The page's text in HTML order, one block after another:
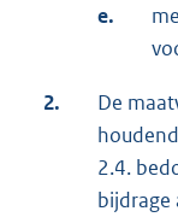
e.
2.
De
2.4.
bijdrage